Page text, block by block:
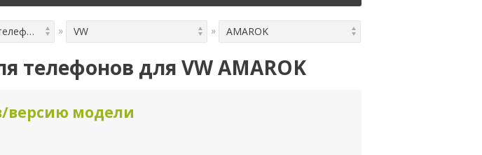
Держатели для телефонов VW AMAROK
телефонов для VW AMAROK
версию модели